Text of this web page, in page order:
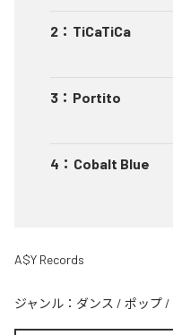
2 ： TiCaTiCa
3 ： Portito
4 ： Cobalt Blue
A$Y Records
ジャンル： ダンス / ポップ /